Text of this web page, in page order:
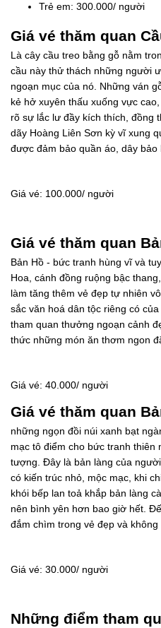
Trẻ em: 300.000/ người
Giá vé thăm quan
Là cây cầu treo bằng gỗ nằm
cầu này thử thách những người
ngoạn mục của nó. Những ván
kẻ hở xuyên thấu xuống vực
rõ sự lắc lư đầy kích thích, đồng
dãy Hoàng Liên Sơn kỳ vĩ xung
được đảm bảo quần áo, dây bảo
Giá vé: 100.000/ người
Giá vé thăm quan
Bản Hồ - bức tranh hùng vĩ và
Hoa, cánh đồng ruộng bậc
làm tăng thêm vẻ đẹp tự nhiên
sắc văn hoá dân tộc riêng có
tham quan thưởng ngoạn cảnh
thức những món ăn thơm ngon
Giá vé: 40.000/ người
Giá vé thăm quan
những ngọn đồi núi xanh bạt
mạc tô điểm cho bức tranh thiên
tượng. Đây là bản làng của
có kiến trúc nhỏ, mộc mạc, khi
khói bếp lan toả khắp bản làng
nên bình yên hơn bao giờ hết.
đắm chìm trong vẻ đẹp và
Giá vé: 30.000/ người
Những điểm tham